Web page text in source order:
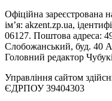
Офіційна зареєстрована
ім’я: akzent.zp.ua,
06127. Поштова адреса:
Слобожанський, буд. 40
Головний редактор
Управління сайтом
ЄДРПОУ 39404303